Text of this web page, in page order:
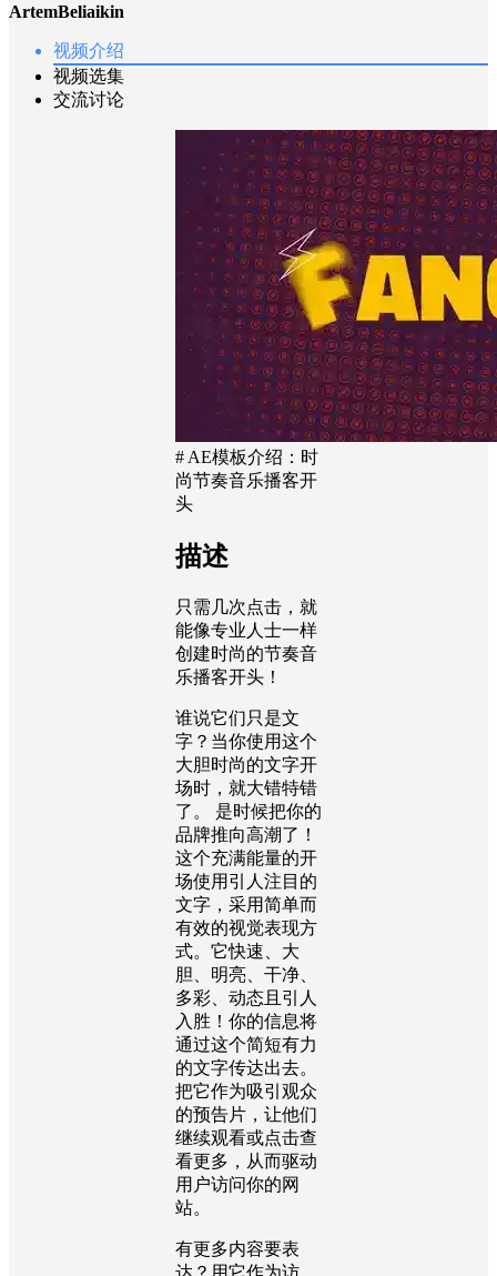
ArtemBeliaikin
视频介绍
视频选集
交流讨论
# AE模板介绍：时
尚节奏音乐播客开
头
描述
只需几次点击，就
能像专业人士一样
创建时尚的节奏音
乐播客开头！
谁说它们只是文
字？当你使用这个
大胆时尚的文字开
场时，就大错特错
了。 是时候把你的
品牌推向高潮了！
这个充满能量的开
场使用引人注目的
文字，采用简单而
有效的视觉表现方
式。它快速、大
胆、明亮、干净、
多彩、动态且引人
入胜！你的信息将
通过这个简短有力
的文字传达出去。
把它作为吸引观众
的预告片，让他们
继续观看或点击查
看更多，从而驱动
用户访问你的网
站。
有更多内容要表
达？用它作为访